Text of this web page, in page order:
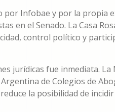
por Infobae y por la propia
en el Senado. La Casa
control político y
jurídicas fue inmediata.
de Colegios de
la posibilidad de